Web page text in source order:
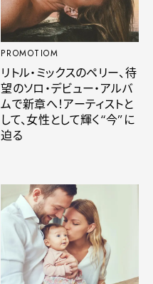
PROMOTIOM
リトル・ミックスのペリー、待
望のソロ・デビュー・アルバ
ムで新章へ！アーティストと
して、女性として輝く“今”に
迫る